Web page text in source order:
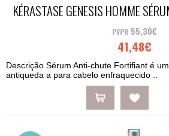
KÉRASTASE GENESIS HOMME
CHUTE 90ML
55,30€
41,48€
Descrição Sérum Anti-chute Fortifiant é
antiqueda a para cabelo enfraquecido ..